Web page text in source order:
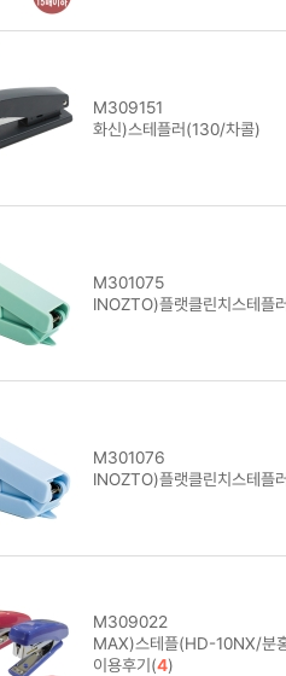
M309151
화신)스테플러(130/차콜)
M301075
INOZTO)플랫클린치스테플
M301076
INOZTO)플랫클린치스테플
M309022
MAX)스테플(HD-10NX/분
이용후기(4)